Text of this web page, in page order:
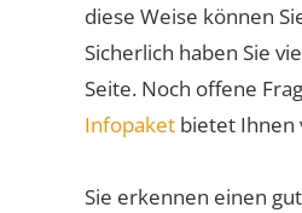
diese Weise können
Sicherlich haben Sie
Seite. Noch offene
Infopaket bietet Ihnen
Sie erkennen einen